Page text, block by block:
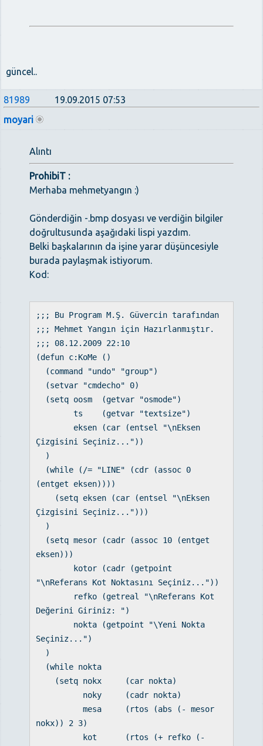
güncel..
81989
19.09.2015 07:53
moyari
Alıntı
ProhibiT :
Merhaba mehmetyangın :)
Gönderdiğin -.bmp dosyası ve verdiğin bilgiler
doğrultusunda aşağıdaki lispi yazdım.
Belki başkalarının da işine yarar düşüncesiyle
burada paylaşmak istiyorum.
Kod:
;;; Bu Program M.Ş. Güvercin tarafından
;;; Mehmet Yangın için Hazırlanmıştır.
;;; 08.12.2009 22:10
(defun c:KoMe ()
(command "undo" "group")
(setvar "cmdecho" 0)
(setq oosm (getvar "osmode")
ts (getvar "textsize")
eksen (car (entsel "\nEksen
Çizgisini Seçiniz..."))
)
(while (/= "LINE" (cdr (assoc 0
(entget eksen))))
(setq eksen (car (entsel "\nEksen
Çizgisini Seçiniz...")))
)
(setq mesor (cadr (assoc 10 (entget
eksen)))
kotor (cadr (getpoint
"\nReferans Kot Noktasını Seçiniz..."))
refko (getreal "\nReferans Kot
Değerini Giriniz: ")
nokta (getpoint "\Yeni Nokta
Seçiniz...")
)
(while nokta
(setq nokx (car nokta)
noky (cadr nokta)
mesa (rtos (abs (- mesor
nokx)) 2 3)
kot (rtos (+ refko (-